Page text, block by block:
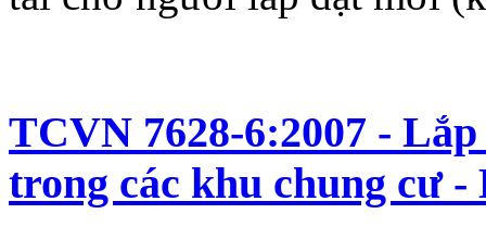
TCVN 7628-6:2007 -
trong các khu chung cư